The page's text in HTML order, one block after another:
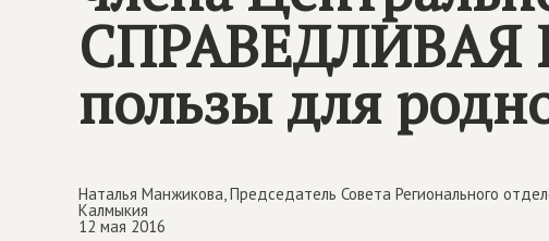
СПРАВЕДЛИВАЯ
пользы для
Наталья Манжикова, Председатель Совета Регионального
Калмыкия
12 мая 2016